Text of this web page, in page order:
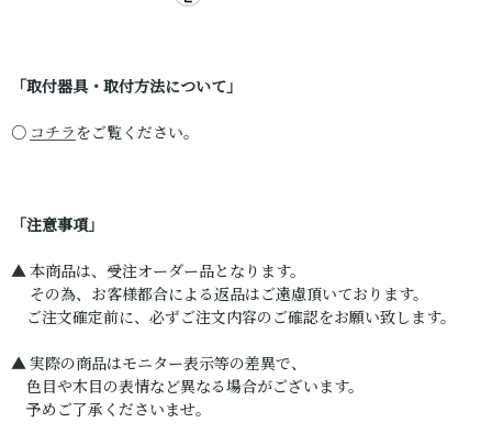
「取付器具・取付方法について」
○コチラをご覧ください。
「注意事項」
▲ 本商品は、受注オーダー品となります。
その為、お客様都合による返品はご遠慮頂いております。
ご注文確定前に、必ずご注文内容のご確認をお願い致します。
▲ 実際の商品はモニター表示等の差異で、
色目や木目の表情など異なる場合がございます。
予めご了承くださいませ。